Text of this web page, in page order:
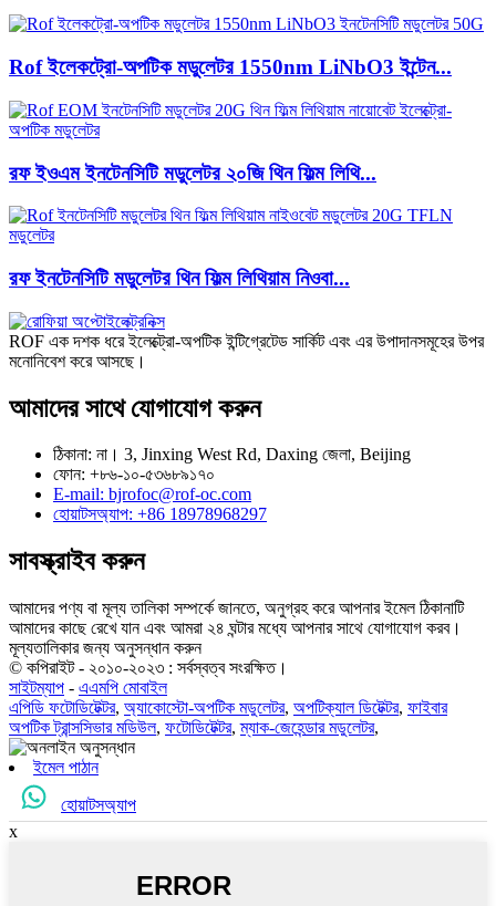
Rof ইলেকট্রো-অপটিক মডুলেটর 1550nm LiNbO3 ইন্টেন...
রফ ইওএম ইনটেনসিটি মডুলেটর ২০জি থিন ফিল্ম লিথি...
রফ ইনটেনসিটি মডুলেটর থিন ফিল্ম লিথিয়াম নিওবা...
ROF এক দশক ধরে ইলেক্ট্রো-অপটিক ইন্টিগ্রেটেড সার্কিট এবং এর উপাদানসমূহের উপর
মনোনিবেশ করে আসছে।
আমাদের সাথে যোগাযোগ করুন
ঠিকানা: না। 3, Jinxing West Rd, Daxing জেলা, Beijing
ফোন: +৮৬-১০-৫৩৬৮৯১৭০
E-mail: bjrofoc@rof-oc.com
হোয়াটসঅ্যাপ: +86 18978968297
সাবস্ক্রাইব করুন
আমাদের পণ্য বা মূল্য তালিকা সম্পর্কে জানতে, অনুগ্রহ করে আপনার ইমেল ঠিকানাটি
আমাদের কাছে রেখে যান এবং আমরা ২৪ ঘন্টার মধ্যে আপনার সাথে যোগাযোগ করব।
মূল্যতালিকার জন্য অনুসন্ধান করুন
© কপিরাইট - ২০১০-২০২৩ : সর্বস্বত্ব সংরক্ষিত।
সাইটম্যাপ - এএমপি মোবাইল
এপিডি ফটোডিটেক্টর, অ্যাকোস্টো-অপটিক মডুলেটর, অপটিক্যাল ডিটেক্টর, ফাইবার
অপটিক ট্রান্সসিভার মডিউল, ফটোডিটেক্টর,ম্যাক-জেহেন্ডার মডুলেটর,
ইমেল পাঠান
হোয়াটসঅ্যাপ
x